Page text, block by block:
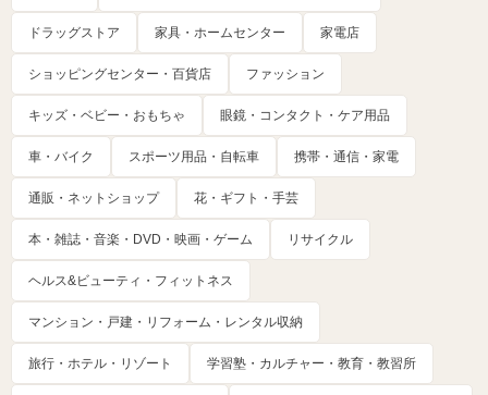
ドラッグストア 家具・ホームセンター 家電店
ショッピングセンター・百貨店 ファッション
キッズ・ベビー・おもちゃ 眼鏡・コンタクト・ケア用品
車・バイク スポーツ用品・自転車 携帯・通信・家電
通販・ネットショップ 花・ギフト・手芸
本・雑誌・音楽・DVD・映画・ゲーム リサイクル
ヘルス&ビューティ・フィットネス
マンション・戸建・リフォーム・レンタル収納
旅行・ホテル・リゾート 学習塾・カルチャー・教育・教習所